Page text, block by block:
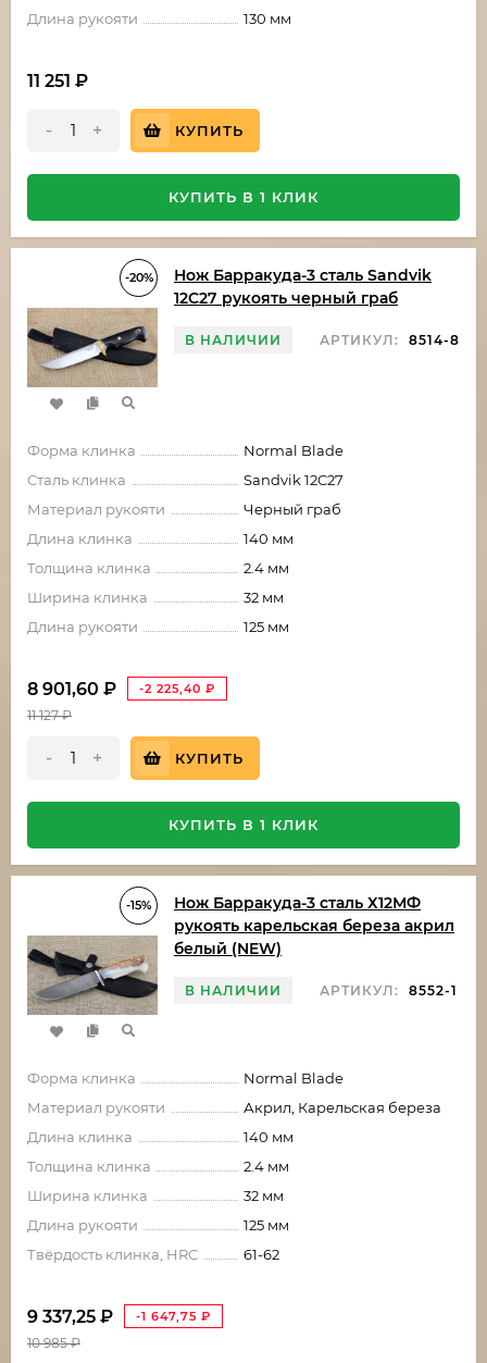
Длина рукояти
130 мм
11 251 ₽
- + КУПИТЬ
КУПИТЬ В 1 КЛИК
-20%
Нож Барракуда-3 сталь Sandvik
12C27 рукоять черный граб
В НАЛИЧИИ АРТИКУЛ: 8514-8
Форма клинка
Normal Blade
Сталь клинка
Sandvik 12C27
Материал рукояти
Черный граб
Длина клинка
140 мм
Толщина клинка
2.4 мм
Ширина клинка
32 мм
Длина рукояти
125 мм
8 901,60 ₽ -2 225,40 ₽
11 127₽
- + КУПИТЬ
КУПИТЬ В 1 КЛИК
-15%
Нож Барракуда-3 сталь Х12МФ
рукоять карельская береза акрил
белый (NEW)
В НАЛИЧИИ АРТИКУЛ: 8552-1
Форма клинка
Normal Blade
Материал рукояти
Акрил, Карельская береза
Длина клинка
140 мм
Толщина клинка
2.4 мм
Ширина клинка
32 мм
Длина рукояти
125 мм
Твёрдость клинка, HRC
61-62
9 337,25 ₽ -1 647,75 ₽
10 985₽